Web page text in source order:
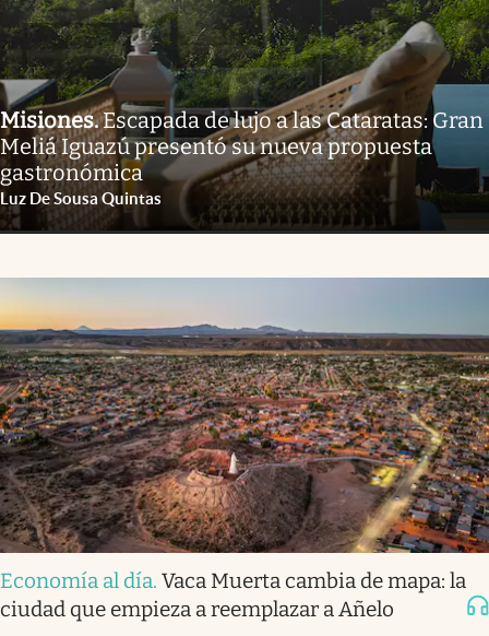
Misiones.Escapada de lujo a las Cataratas: Gran
Meliá Iguazú presentó su nueva propuesta
gastronómica
Luz De Sousa Quintas
Economía al día. Vaca Muerta cambia de mapa: la
ciudad que empieza a reemplazar a Añelo